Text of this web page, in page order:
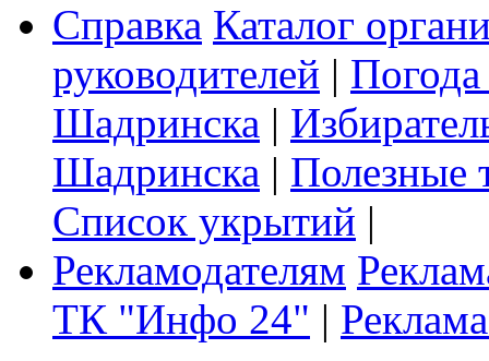
Справка Каталог
руководителей |
Шадринска |
Шадринска | Полезные
Список укрытий |
Рекламодателям
ТК "Инфо 24" |